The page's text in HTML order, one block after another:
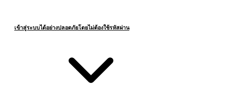
เข้าสู่ระบบได้อย่างปลอดภัยโดยไม่ต้องใช้รหัสผ่าน